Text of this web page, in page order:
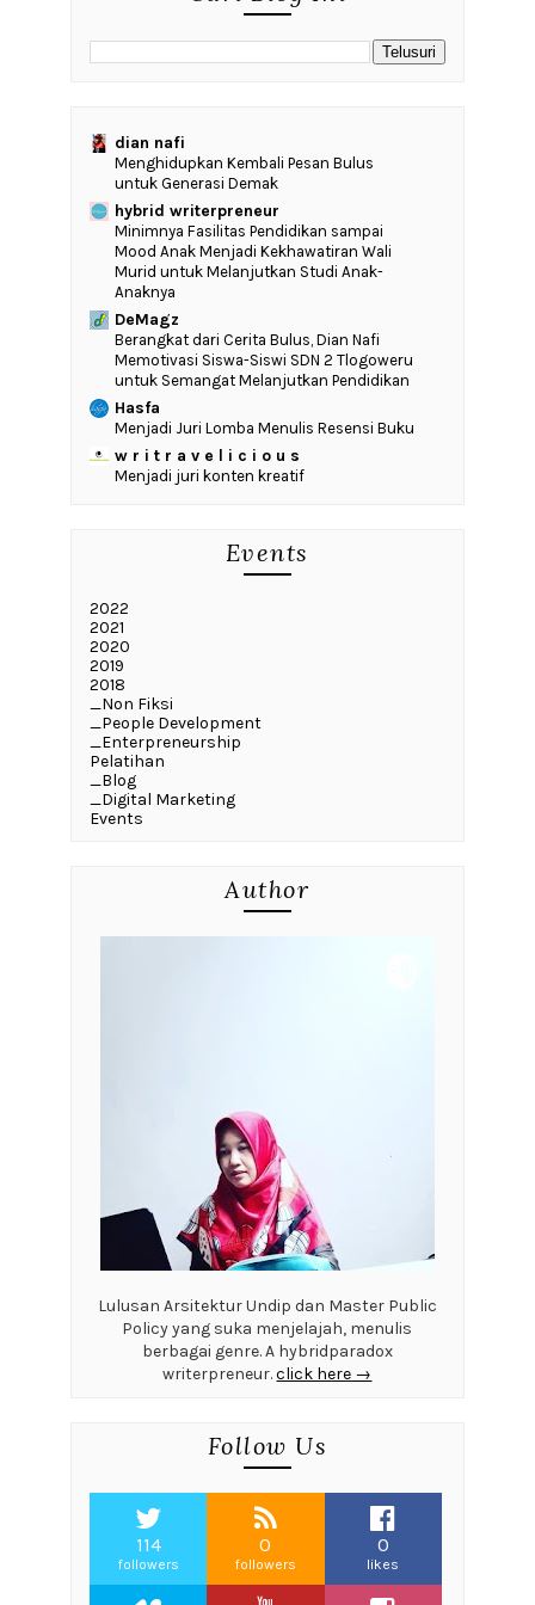
dian nafi
Menghidupkan Kembali Pesan Bulus
untuk Generasi Demak
hybrid writerpreneur
‎Minimnya Fasilitas Pendidikan sampai
Mood Anak Menjadi Kekhawatiran Wali
Murid untuk Melanjutkan Studi Anak-
Anaknya
DeMagz
‎Berangkat dari Cerita Bulus, Dian Nafi
Memotivasi Siswa-Siswi SDN 2 Tlogoweru
untuk Semangat Melanjutkan Pendidikan
Hasfa
Menjadi Juri Lomba Menulis Resensi Buku
w r i t r a v e l i c i o u s
Menjadi juri konten kreatif
Events
2022
2021
2020
2019
2018
_Non Fiksi
_People Development
_Enterpreneurship
Pelatihan
_Blog
_Digital Marketing
Events
Author
Lulusan Arsitektur Undip dan Master Public
Policy yang suka menjelajah, menulis
berbagai genre. A hybridparadox
writerpreneur.click here →
Follow Us
114
followers
0
followers
0
likes